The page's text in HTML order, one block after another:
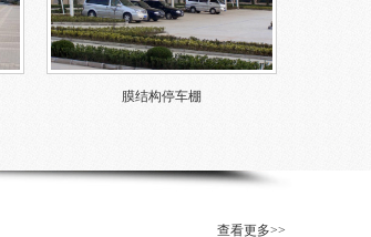
膜结构停车棚
查看更多>>